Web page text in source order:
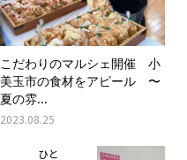
こだわりのマルシェ開催 小
美玉市の食材をアピール 〜
夏の雰...
2023.08.25
ひと